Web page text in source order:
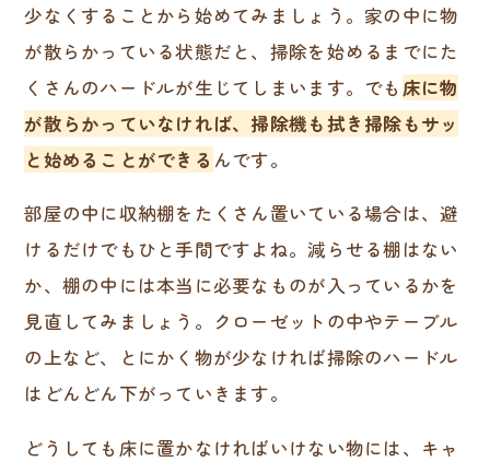
少なくすることから始めてみましょう。家の中に物
が散らかっている状態だと、掃除を始めるまでにた
くさんのハードルが生じてしまいます。でも 床に物
が散らかっていなければ、掃除機も拭き掃除もサッ
と始めることができる んです。
部屋の中に収納棚をたくさん置いている場合は、避
けるだけでもひと手間ですよね。減らせる棚はない
か、棚の中には本当に必要なものが入っているかを
見直してみましょう。クローゼットの中やテーブル
の上など、とにかく物が少なければ掃除のハードル
はどんどん下がっていきます。
どうしても床に置かなければいけない物には、キャ